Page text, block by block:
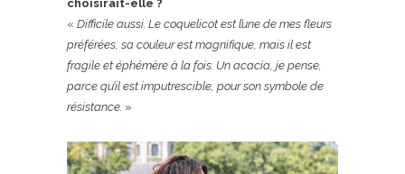
choisirait-elle ?
« Difficile aussi. Le coquelicot est l’une de mes fleurs
préférées, sa couleur est magnifique, mais il est
fragile et éphémère à la fois. Un acacia, je pense,
parce qu’il est imputrescible, pour son symbole de
résistance. »